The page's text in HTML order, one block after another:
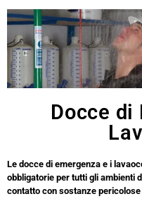
Docce di
Le docce di emergenza e i
obbligatorie per tutti gli ambienti
contatto con sostanze